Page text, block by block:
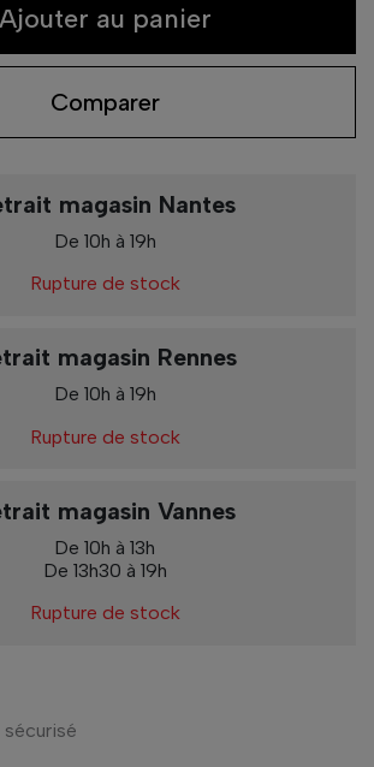
Ajouter au panier
Comparer
magasin Nantes
De 10h à 19h
Rupture de stock
magasin Rennes
De 10h à 19h
Rupture de stock
magasin Vannes
De 10h à 13h
De 13h30 à 19h
Rupture de stock
sécurisé